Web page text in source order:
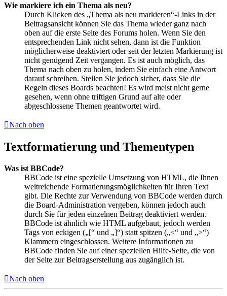
Wie markiere ich ein Thema als neu?
Durch Klicken des „Thema als neu markieren“-Links in der
Beitragsansicht können Sie das Thema wieder ganz nach
oben auf die erste Seite des Forums holen. Wenn Sie den
entsprechenden Link nicht sehen, dann ist die Funktion
möglicherweise deaktiviert oder seit der letzten Markierung ist
nicht genügend Zeit vergangen. Es ist auch möglich, das
Thema nach oben zu holen, indem Sie einfach eine Antwort
darauf schreiben. Stellen Sie jedoch sicher, dass Sie die
Regeln dieses Boards beachten! Es wird meist nicht gerne
gesehen, wenn ohne triftigen Grund auf alte oder
abgeschlossene Themen geantwortet wird.
Nach oben
Textformatierung und Thementypen
Was ist BBCode?
BBCode ist eine spezielle Umsetzung von HTML, die Ihnen
weitreichende Formatierungsmöglichkeiten für Ihren Text
gibt. Die Rechte zur Verwendung von BBCode werden durch
die Board-Administration vergeben, können jedoch auch
durch Sie für jeden einzelnen Beitrag deaktiviert werden.
BBCode ist ähnlich wie HTML aufgebaut, jedoch werden
Tags von eckigen („[“ und „]“) statt spitzen („<“ und „>“)
Klammern eingeschlossen. Weitere Informationen zu
BBCode finden Sie auf einer speziellen Hilfe-Seite, die von
der Seite zur Beitragserstellung aus zugänglich ist.
Nach oben